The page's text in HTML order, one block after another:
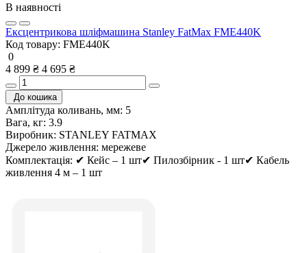
В наявності
Ексцентрикова шліфмашина Stanley FatMax FME440K
Код товару: FME440K
0
4 899 ₴ 4 695 ₴
До кошика
Амплітуда коливань, мм: 5
Вага, кг: 3.9
Виробник: STANLEY FATMAX
Джерело живлення: мережеве
Комплектація: ✔ Кейс – 1 шт✔ Пилозбірник - 1 шт✔ Кабель
живлення 4 м – 1 шт